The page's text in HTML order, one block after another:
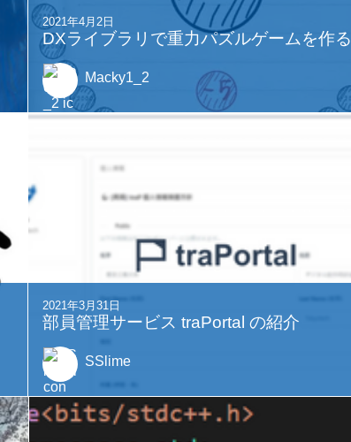
2021年4月2日
DXライブラリで重力パズルゲームを作る
Macky1_2
2021年3月31日
部員管理サービス traPortal の紹介
SSlime